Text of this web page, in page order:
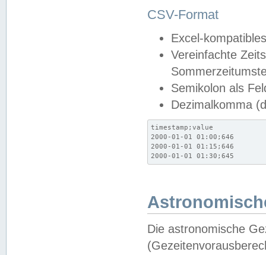
CSV-Format
Excel-
Vereinfachte
Semikolon als
Dezimalkomma
timestamp;value
2000-01-01 01:00;646
2000-01-01 01:15;646
2000-01-01 01:30;645
Die astronomische